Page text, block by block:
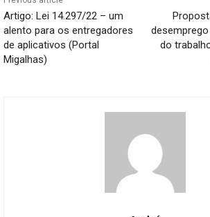
Artigo: Lei 14.297/22 – um
alento para os entregadores
de aplicativos (Portal
Migalhas)
do